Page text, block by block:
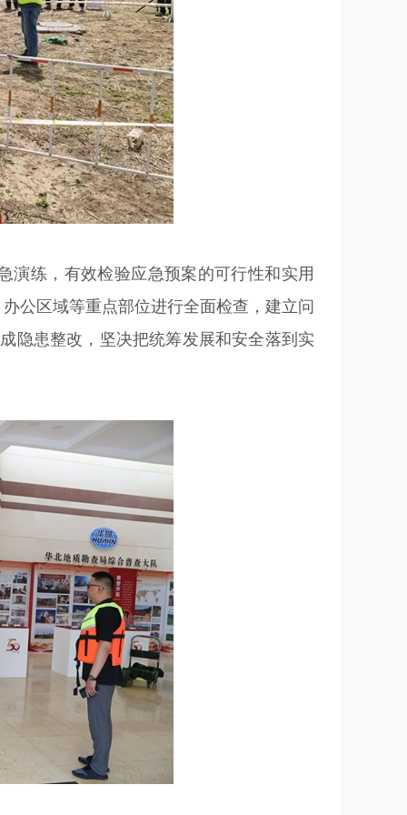
演练，有效检验应急预案的可行性和实用
公区域等重点部位进行全面检查，建立问
隐患整改，坚决把统筹发展和安全落到实